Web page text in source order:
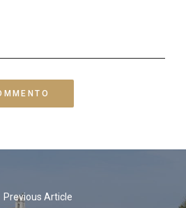
Previous Article